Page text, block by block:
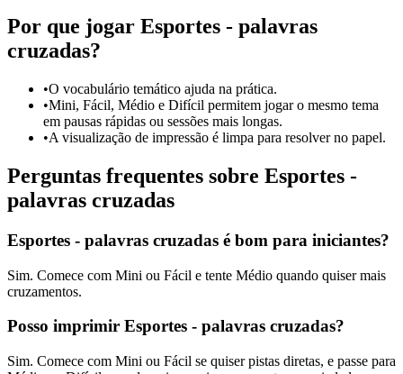
Por que jogar Esportes - palavras
cruzadas?
•O vocabulário temático ajuda na prática.
•Mini, Fácil, Médio e Difícil permitem jogar o mesmo tema
em pausas rápidas ou sessões mais longas.
•A visualização de impressão é limpa para resolver no papel.
Perguntas frequentes sobre Esportes -
palavras cruzadas
Esportes - palavras cruzadas é bom para iniciantes?
Sim. Comece com Mini ou Fácil e tente Médio quando quiser mais
cruzamentos.
Posso imprimir Esportes - palavras cruzadas?
Sim. Comece com Mini ou Fácil se quiser pistas diretas, e passe para